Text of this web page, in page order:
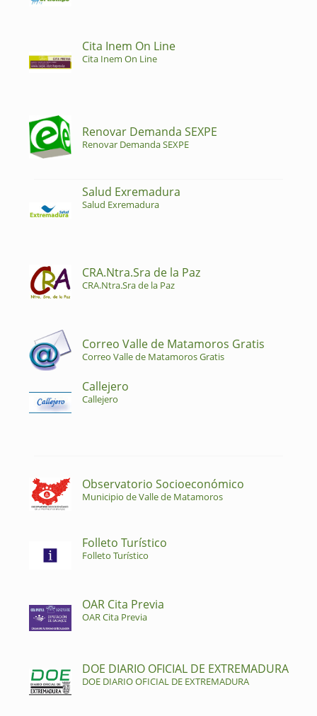
Cita Inem On Line
Cita Inem On Line
Renovar Demanda SEXPE
Renovar Demanda SEXPE
Salud Exremadura
Salud Exremadura
CRA.Ntra.Sra de la Paz
CRA.Ntra.Sra de la Paz
Correo Valle de Matamoros Gratis
Correo Valle de Matamoros Gratis
Callejero
Callejero
Observatorio Socioeconómico
Municipio de Valle de Matamoros
Folleto Turístico
Folleto Turístico
OAR Cita Previa
OAR Cita Previa
DOE DIARIO OFICIAL DE EXTREMADURA
DOE DIARIO OFICIAL DE EXTREMADURA